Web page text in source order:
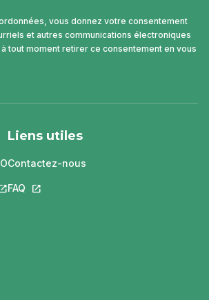
vous donnez votre consentement
et autres communications électroniques
tout moment retirer ce consentement en vous
lien s'ouvrira dans un nouvel onglet.
dans un nouvel onglet.
s'ouvrira dans un nouvel onglet.
Liens utiles
Contactez-nous
FAQ Ce lien s'ouvrira dans un nouvel
dans un nouvel onglet.